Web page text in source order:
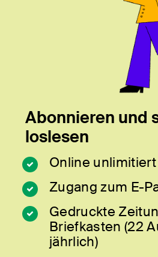
Abonnieren und
loslesen
Online
Zugang zum E-
Gedruckte
Briefkasten (22
jährlich)